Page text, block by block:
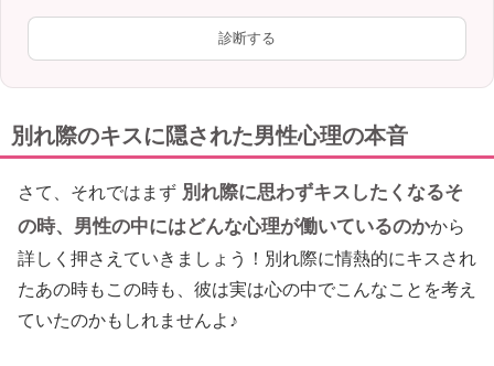
診断する
別れ際のキスに隠された男性心理の本音
さて、それではまず 別れ際に思わずキスしたくなるそ
の時、男性の中にはどんな心理が働いているのかから
詳しく押さえていきましょう！別れ際に情熱的にキスされ
たあの時もこの時も、彼は実は心の中でこんなことを考え
ていたのかもしれませんよ♪